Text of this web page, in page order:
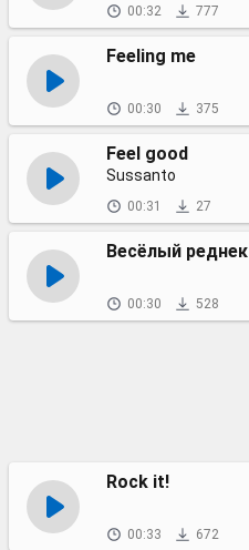
00:32 777
Feeling me
00:30 375
Feel good
Sussanto
00:31 27
Весёлый реднек
00:30 528
Rock it!
00:33 672